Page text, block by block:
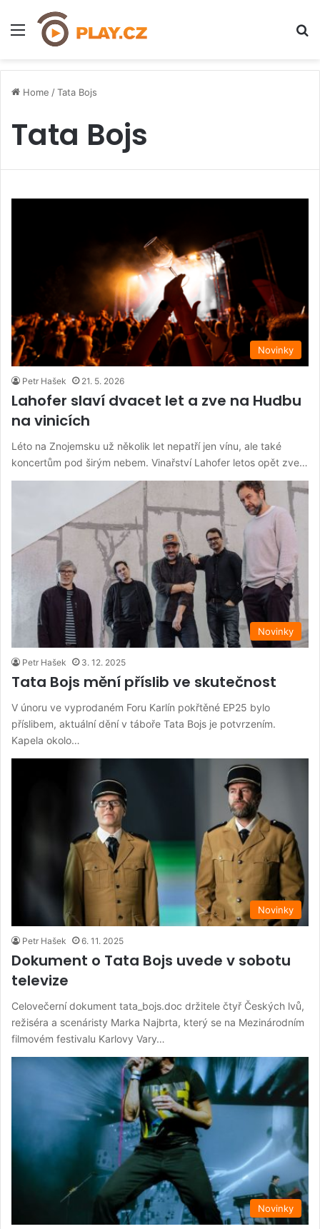
Menu
Home /Tata Bojs
Tata Bojs
Novinky
Petr Hašek 21. 5. 2026
Lahofer slaví dvacet let a zve na Hudbu
na vinicích
Léto na Znojemsku už několik let nepatří jen vínu, ale také
koncertům pod širým nebem. Vinařství Lahofer letos opět zve…
Novinky
Petr Hašek 3. 12. 2025
Tata Bojs mění příslib ve skutečnost
V únoru ve vyprodaném Foru Karlín pokřtěné EP25 bylo
příslibem, aktuální dění v táboře Tata Bojs je potvrzením.
Kapela okolo…
Novinky
Petr Hašek 6. 11. 2025
Dokument o Tata Bojs uvede v sobotu
televize
Celovečerní dokument tata_bojs.doc držitele čtyř Českých lvů,
režiséra a scenáristy Marka Najbrta, který se na Mezinárodním
filmovém festivalu Karlovy Vary…
Novinky